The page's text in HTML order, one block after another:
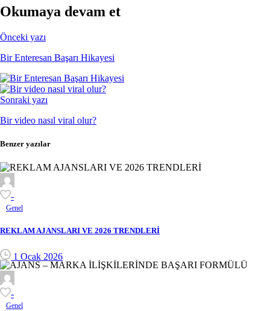
Okumaya devam et
Önceki yazı
Bir Enteresan Başarı Hikayesi
Sonraki yazı
Bir video nasıl viral olur?
Benzer yazılar
-
Genel
REKLAM AJANSLARI VE 2026 TRENDLERİ
1 Ocak 2026
-
Genel